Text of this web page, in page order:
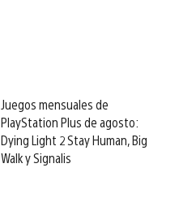
Juegos mensuales de
PlayStation Plus de agosto:
Dying Light 2 Stay Human, Big
Walk y Signalis